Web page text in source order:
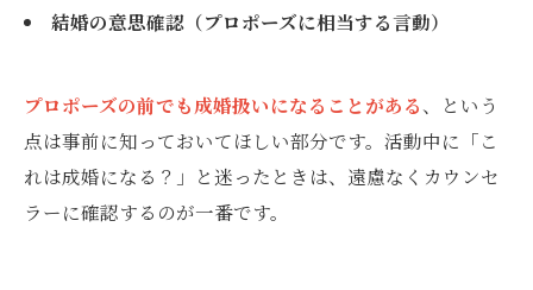
結婚の意思確認（プロポーズに相当する言動）
プロポーズの前でも成婚扱いになることがある、という
点は事前に知っておいてほしい部分です。活動中に「こ
れは成婚になる？」と迷ったときは、遠慮なくカウンセ
ラーに確認するのが一番です。